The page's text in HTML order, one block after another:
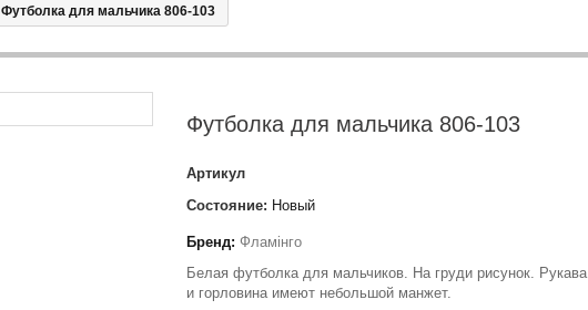
Футболка для мальчика 806-103
Футболка для мальчика 806-103
Артикул
Состояние: Новый
Бренд: Фламінго
Белая футболка для мальчиков. На груди рисунок. Рукава
и горловина имеют небольшой манжет.